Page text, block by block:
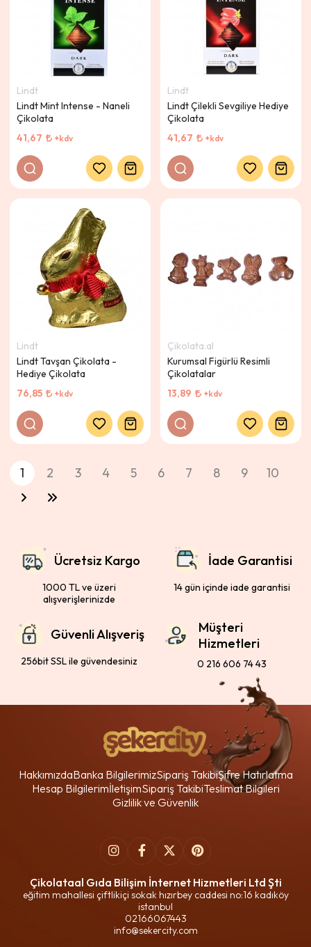
Lindt
Lindt Mint Intense - Naneli
Çikolata
41,67
+kdv
Lindt
Lindt Çilekli Sevgiliye Hediye
Çikolata
41,67
+kdv
Lindt
Lindt Tavşan Çikolata -
Hediye Çikolata
76,85
+kdv
Çikolata.al
Kurumsal Figürlü Resimli
Çikolatalar
13,89
+kdv
1 2 3 4 5 6 7 8 9 10
Ücretsiz Kargo
1000 TL ve üzeri
alışverişlerinizde
İade Garantisi
14 gün içinde iade garantisi
Güvenli Alışveriş
256bit SSL ile güvendesiniz
Müşteri
Hizmetleri
0 216 606 74 43
HakkımızdaBanka BilgilerimizSipariş TakibiŞifre Hatırlatma
Hesap BilgilerimİletişimSipariş TakibiTeslimat Bilgileri
Gizlilik ve Güvenlik
Çikolataal Gıda Bilişim İnternet Hizmetleri Ltd Şti
eğitim mahallesi çiftlikiçi sokak hızırbey caddesi no:16 kadıköy
istanbul
02166067443
info@sekercity.com